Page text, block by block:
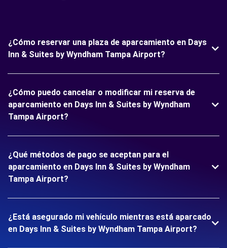
¿Cómo reservar una plaza de aparcamiento en Days
Inn & Suites by Wyndham Tampa Airport?
¿Cómo puedo cancelar o modificar mi reserva de
aparcamiento en Days Inn & Suites by Wyndham
Tampa Airport?
¿Qué métodos de pago se aceptan para el
aparcamiento en Days Inn & Suites by Wyndham
Tampa Airport?
¿Está asegurado mi vehículo mientras está aparcado
en Days Inn & Suites by Wyndham Tampa Airport?